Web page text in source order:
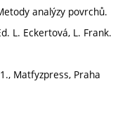
analýzy povrchů.
L. Eckertová, L. Frank.
Matfyzpress, Praha